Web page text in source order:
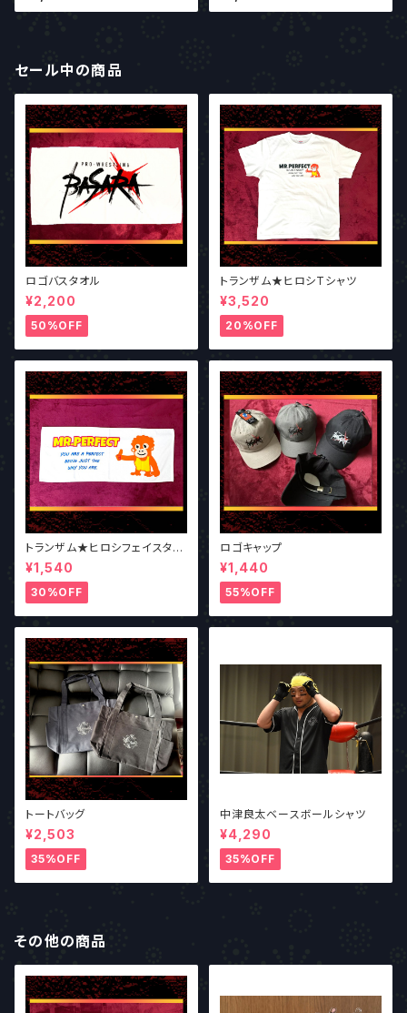
セール中の商品
ロゴバスタオル
¥2,200
50%OFF
トランザム★ヒロシTシャツ
¥3,520
20%OFF
トランザム★ヒロシフェイスタオ
ル
¥1,540
30%OFF
ロゴキャップ
¥1,440
55%OFF
トートバッグ
¥2,503
35%OFF
中津良太ベースボールシャツ
¥4,290
35%OFF
その他の商品